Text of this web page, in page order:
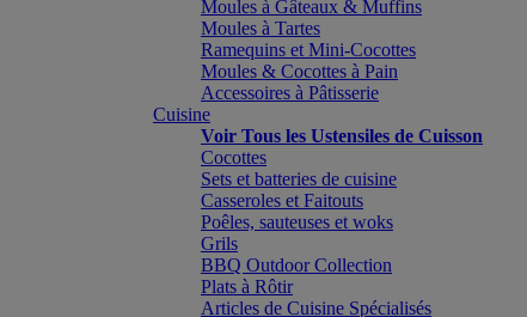
Moules à Gâteaux & Muffins
Moules à Tartes
Ramequins et Mini-Cocottes
Moules & Cocottes à Pain
Accessoires à Pâtisserie
Cuisine
Voir Tous les Ustensiles de Cuisson
Cocottes
Sets et batteries de cuisine
Casseroles et Faitouts
Poêles, sauteuses et woks
Grils
BBQ Outdoor Collection
Plats à Rôtir
Articles de Cuisine Spécialisés